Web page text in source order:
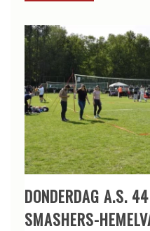
DONDERDAG A.S.
SMASHERS-